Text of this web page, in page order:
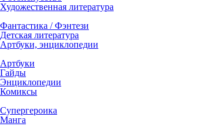
Художественная литература
Фантастика / Фэнтези
Детская литература
Артбуки, энциклопедии
Артбуки
Гайды
Энциклопедии
Комиксы
Супергероика
Манга